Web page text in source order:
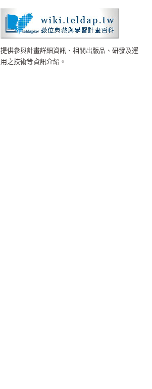
提供參與計畫詳細資訊、相關出版品、研發及運
用之技術等資訊介紹。